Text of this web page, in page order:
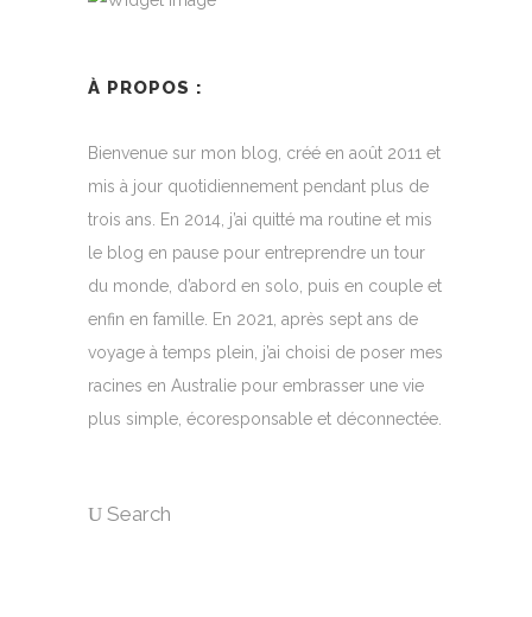
À PROPOS :
Bienvenue sur mon blog, créé en août 2011 et
mis à jour quotidiennement pendant plus de
trois ans. En 2014, j’ai quitté ma routine et mis
le blog en pause pour entreprendre un tour
du monde, d’abord en solo, puis en couple et
enfin en famille. En 2021, après sept ans de
voyage à temps plein, j’ai choisi de poser mes
racines en Australie pour embrasser une vie
plus simple, écoresponsable et déconnectée.
Search